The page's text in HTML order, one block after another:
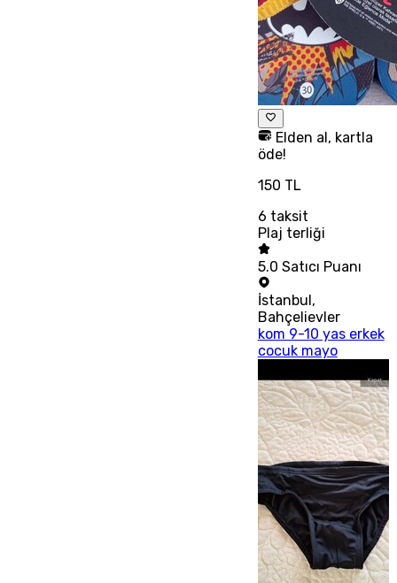
Elden al, kartla
öde!
150 TL
6 taksit
Plaj terliği
5.0 Satıcı Puanı
İstanbul,
Bahçelievler
kom 9-10 yas erkek
cocuk mayo